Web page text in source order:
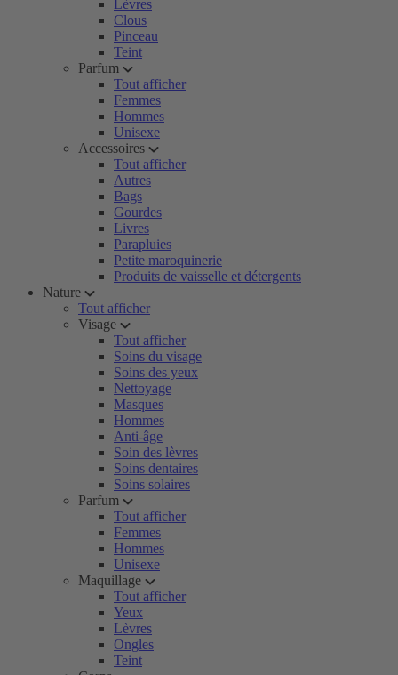
Lèvres
Clous
Pinceau
Teint
Parfum
Tout afficher
Femmes
Hommes
Unisexe
Accessoires
Tout afficher
Autres
Bags
Gourdes
Livres
Parapluies
Petite maroquinerie
Produits de vaisselle et détergents
Nature
Tout afficher
Visage
Tout afficher
Soins du visage
Soins des yeux
Nettoyage
Masques
Hommes
Anti-âge
Soin des lèvres
Soins dentaires
Soins solaires
Parfum
Tout afficher
Femmes
Hommes
Unisexe
Maquillage
Tout afficher
Yeux
Lèvres
Ongles
Teint